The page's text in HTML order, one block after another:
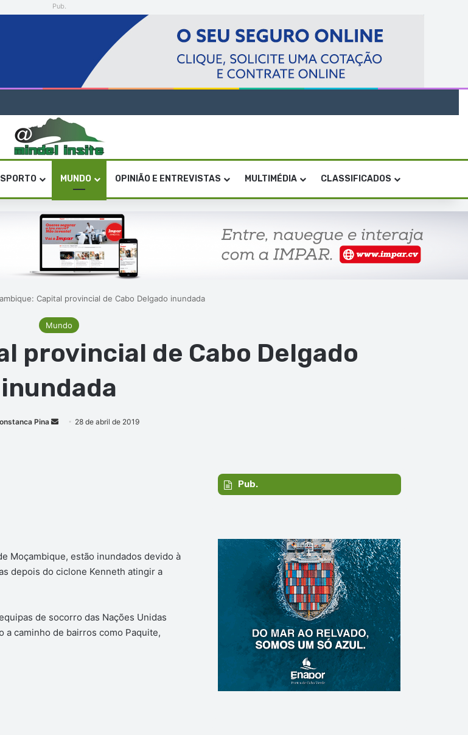
Pub.
MUNDO OPINIÃO E ENTREVISTAS MULTIMÉDIA CLASSIFICADOS
Capital provincial de Cabo Delgado inundada
Mundo
provincial de Cabo Delgado
inundada
Pina
Mande28 de abril de 2019
Moçambique, estão inundados devido à
depois do ciclone Kenneth atingir a
de socorro das Nações Unidas
a caminho de bairros como Paquite,
Pub.